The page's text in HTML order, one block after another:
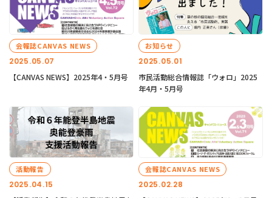
2025.05.07
会報誌CANVAS NEWS
【CANVAS NEWS】2025年4・5月号
2025.05.01
お知らせ
市民活動総合情報誌「ウォロ」2025
年4月・5月号
2025.04.15
活動報告
2025.02.28
会報誌CANVAS NEWS